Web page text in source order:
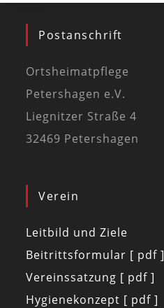
Postanschrift
Ortsheimatpflege
Petershagen e.V.
Liegnitzer Straße 4
32469 Petershagen
Verein
Leitbild und Ziele
Beitrittsformular [ pdf ]
Vereinssatzung [ pdf ]
Hygienekonzept [ pdf ]